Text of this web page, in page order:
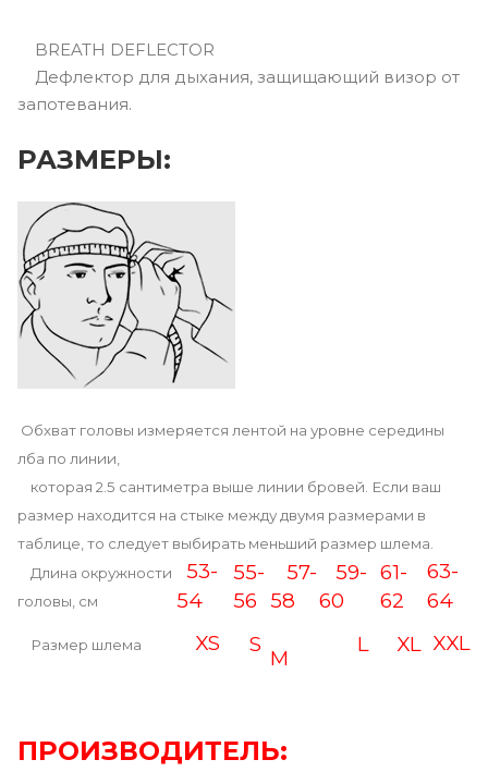
BREATH DEFLECTOR
Дефлектор для дыхания, защищающий визор от
запотевания.
РАЗМЕРЫ:
Обхват головы измеряется лентой на уровне середины
лба по линии,
которая 2.5 сантиметра выше линии бровей. Если ваш
размер находится на стыке между двумя размерами в
таблице, то следует выбирать меньший размер шлема.
Длина окружности
головы, см
53-
54
55-
56
57-
58
59-
60
61-
62
63-
64
Размер шлема XS S
M
L XL XXL
ПРОИЗВОДИТЕЛЬ: